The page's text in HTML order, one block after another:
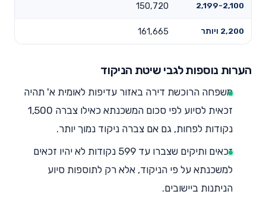
2,199-2,100
150,720
2,200 ויותר 161,665
הערות נוספות לגבי שיטת הניקוד
משפחה הרוכשת דירה באזור עדיפות לאומית א' תהיה
זכאית לסיוע לפי סכום המשכנתא כאילו צברה 1,500
נקודות לפחות, גם אם צברה ניקוד נמוך יותר.
זכאים ותיקים שצברו עד 599 נקודות לא יהיו זכאים
למשכנתא על פי הניקוד, אלא רק לתוספות סיוע
הניתנות ביישובים.